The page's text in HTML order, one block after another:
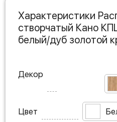
Характеристики
створчатый Кано
белый/дуб золотой
Декор
Цвет